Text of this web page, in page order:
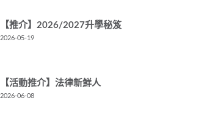
【推介】2026/2027升學秘笈
2026-05-19
【活動推介】法律新鮮人
2026-06-08